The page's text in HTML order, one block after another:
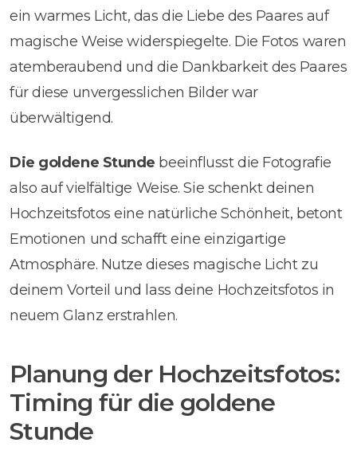
ein warmes Licht, das die Liebe des Paares auf
magische Weise widerspiegelte. Die Fotos waren
atemberaubend und die Dankbarkeit des Paares
für diese unvergesslichen Bilder war
überwältigend.
Die goldene Stunde beeinflusst die Fotografie
also auf vielfältige Weise. Sie schenkt deinen
Hochzeitsfotos eine natürliche Schönheit, betont
Emotionen und schafft eine einzigartige
Atmosphäre. Nutze dieses magische Licht zu
deinem Vorteil und lass deine Hochzeitsfotos in
neuem Glanz erstrahlen.
Planung der Hochzeitsfotos:
Timing für die goldene
Stunde